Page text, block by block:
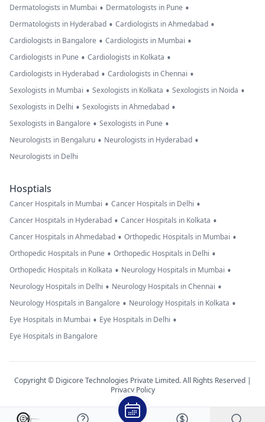
Dermatologists in Mumbai • Dermatologists in Pune •
Dermatologists in Hyderabad • Cardiologists in Ahmedabad •
Cardiologists in Bangalore • Cardiologists in Mumbai •
Cardiologists in Pune • Cardiologists in Kolkata •
Cardiologists in Hyderabad • Cardiologists in Chennai •
Sexologists in Mumbai • Sexologists in Kolkata • Sexologists in Noida •
Sexologists in Delhi • Sexologists in Ahmedabad •
Sexologists in Bangalore • Sexologists in Pune •
Neurologists in Bengaluru • Neurologists in Hyderabad •
Neurologists in Delhi
Hosptials
Cancer Hospitals in Mumbai • Cancer Hospitals in Delhi •
Cancer Hospitals in Hyderabad • Cancer Hospitals in Kolkata •
Cancer Hospitals in Ahmedabad • Orthopedic Hospitals in Mumbai •
Orthopedic Hospitals in Pune • Orthopedic Hospitals in Delhi •
Orthopedic Hospitals in Kolkata • Neurology Hospitals in Mumbai •
Neurology Hospitals in Delhi • Neurology Hospitals in Chennai •
Neurology Hospitals in Bangalore • Neurology Hospitals in Kolkata •
Eye Hospitals in Mumbai • Eye Hospitals in Delhi •
Eye Hospitals in Bangalore
Copyright © Digicore Technologies Private Limited. All Rights Reserved |
Privacy Policy